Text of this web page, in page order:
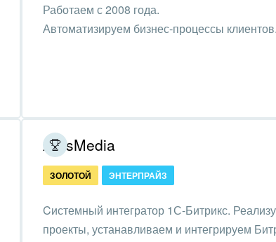
Работаем с 2008 года.
Автоматизируем бизнес-процессы клиентов.
ArtisMedia
ЗОЛОТОЙ ЭНТЕРПРАЙЗ
Cистемный интегратор 1С-Битрикс.
проекты, устанавливаем и интегрируем